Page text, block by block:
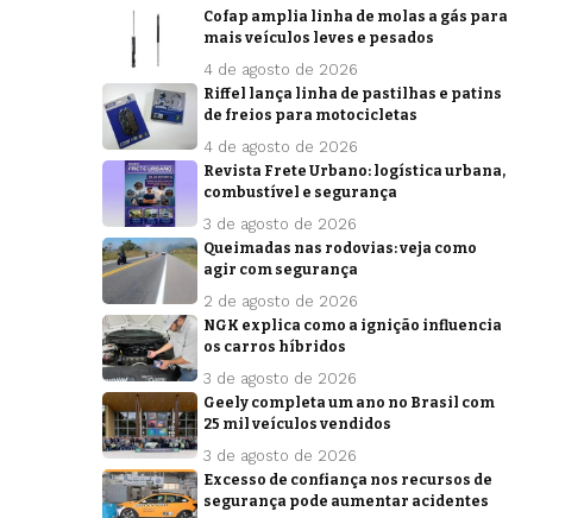
Cofap amplia linha de molas a gás para
mais veículos leves e pesados
4 de agosto de 2026
Riffel lança linha de pastilhas e patins
de freios para motocicletas
4 de agosto de 2026
Revista Frete Urbano: logística urbana,
combustível e segurança
3 de agosto de 2026
Queimadas nas rodovias: veja como
agir com segurança
2 de agosto de 2026
NGK explica como a ignição influencia
os carros híbridos
3 de agosto de 2026
Geely completa um ano no Brasil com
25 mil veículos vendidos
3 de agosto de 2026
Excesso de confiança nos recursos de
segurança pode aumentar acidentes